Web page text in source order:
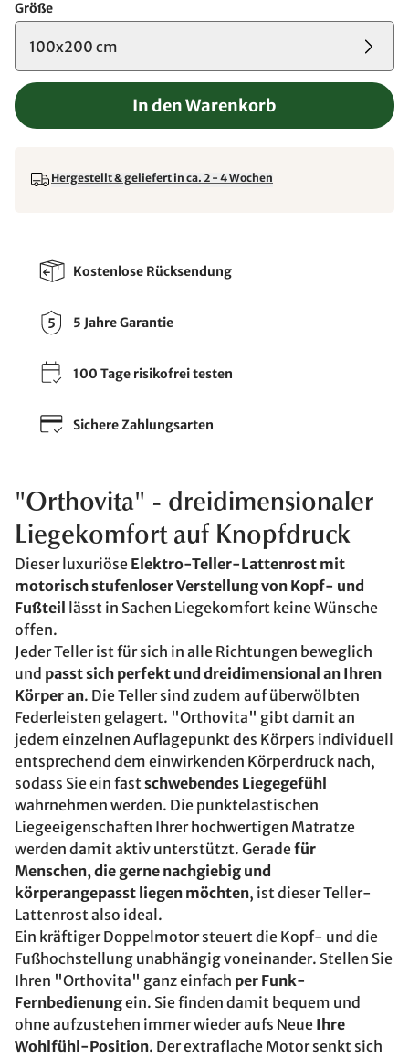
Größe
100x200 cm
In den Warenkorb
Hergestellt & geliefert in ca. 2 - 4 Wochen
Kostenlose Rücksendung
5 Jahre Garantie
100 Tage risikofrei testen
Sichere Zahlungsarten
"Orthovita" - dreidimensionaler
Liegekomfort auf Knopfdruck
Dieser luxuriöse Elektro-Teller-Lattenrost mit
motorisch stufenloser Verstellung von Kopf- und
Fußteil
lässt in Sachen Liegekomfort keine Wünsche
offen.
Jeder Teller ist für sich in alle Richtungen beweglich
und passt sich perfekt und dreidimensional an Ihren
Körper an. Die Teller sind zudem auf überwölbten
Federleisten gelagert. "Orthovita" gibt damit an
jedem einzelnen Auflagepunkt des Körpers individuell
entsprechend dem einwirkenden Körperdruck nach,
sodass Sie ein fastschwebendes Liegegefühl
wahrnehmen werden. Die punktelastischen
Liegeeigenschaften Ihrer hochwertigen Matratze
werden damit aktiv unterstützt. Geradefür
Menschen, die gerne nachgiebig und
körperangepasst liegen möchten, ist dieser Teller-
Lattenrost also ideal.
Ein kräftiger Doppelmotor steuert die Kopf- und die
Fußhochstellung unabhängig voneinander. Stellen Sie
Ihren "Orthovita" ganz einfach per Funk-
Fernbedienungein. Sie finden damit bequem und
ohne aufzustehen immer wieder aufs Neue Ihre
Wohlfühl-Position. Der extraflache Motor senkt sich